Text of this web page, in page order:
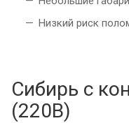
Низкий риск
Сибирь с
(220В)